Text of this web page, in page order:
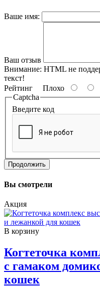
Ваше имя:
Ваш отзыв
Внимание: HTML не
текст!
Рейтинг Плохо
Captcha
Введите код
Продолжить
Вы смотрели
Акция
В корзину
Когтеточка
с гамаком
кошек